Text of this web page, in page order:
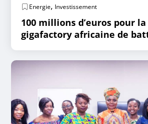
Energie, Investissement
100 millions d’euros pour
gigafactory africaine de